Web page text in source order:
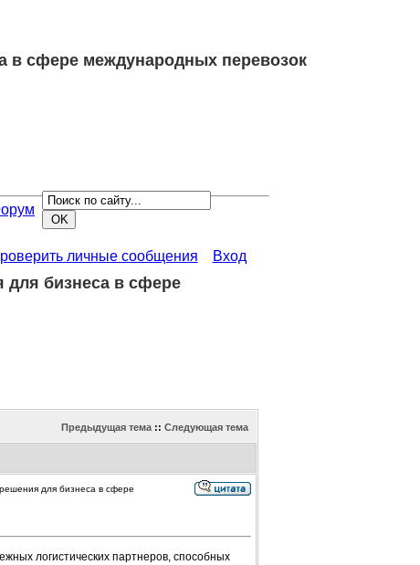
в сфере международных перевозок
личные сообщения Вход
бизнеса в сфере
Предыдущая тема:: Следующая тема
для бизнеса в сфере
логистических партнеров, способных